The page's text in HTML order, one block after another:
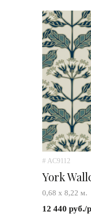
# AC9112
York
0,68 х 8,22 м.
12 440 руб./